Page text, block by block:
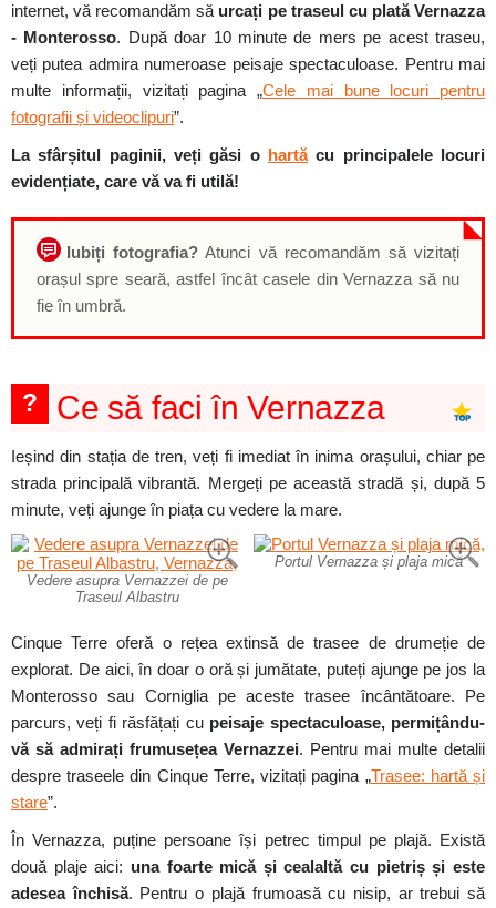
internet, vă recomandăm să urcați pe traseul cu plată Vernazza
- Monterosso. După doar 10 minute de mers pe acest traseu,
veți putea admira numeroase peisaje spectaculoase. Pentru mai
multe informații, vizitați pagina „Cele mai bune locuri pentru
fotografii și videoclipuri”.
La sfârșitul paginii, veți găsi o hartăcu principalele locuri
evidențiate, care vă va fi utilă!
Iubiți fotografia? Atunci vă recomandăm să vizitați
orașul spre seară, astfel încât casele din Vernazza să nu
fie în umbră.
? Ce să faci în Vernazza
Ieșind din stația de tren, veți fi imediat în inima orașului, chiar pe
strada principală vibrantă. Mergeți pe această stradă și, după 5
minute, veți ajunge în piața cu vedere la mare.
Vedere asupra Vernazzei de pe
Traseul Albastru
Portul Vernazza și plaja mică
Cinque Terre oferă o rețea extinsă de trasee de drumeție de
explorat. De aici, în doar o oră și jumătate, puteți ajunge pe jos la
Monterosso sau Corniglia pe aceste trasee încântătoare. Pe
parcurs, veți fi răsfățați cu peisaje spectaculoase, permițându-
vă să admirați frumusețea Vernazzei. Pentru mai multe detalii
despre traseele din Cinque Terre, vizitați pagina „Trasee: hartă și
stare”.
În Vernazza, puține persoane își petrec timpul pe plajă. Există
două plaje aici: una foarte mică și cealaltă cu pietriș și este
adesea închisă. Pentru o plajă frumoasă cu nisip, ar trebui să